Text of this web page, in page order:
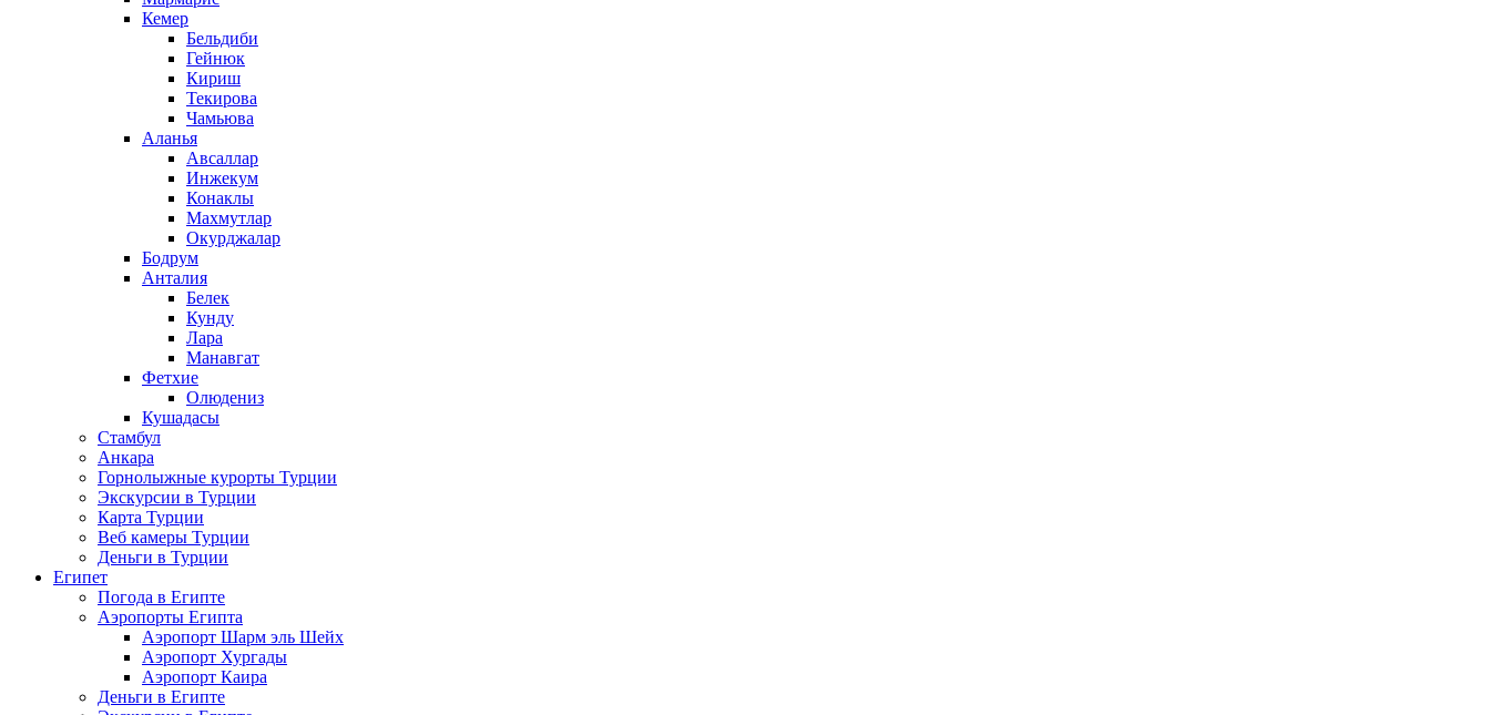
Кемер
Бельдиби
Гейнюк
Кириш
Текирова
Чамьюва
Аланья
Авсаллар
Инжекум
Конаклы
Махмутлар
Окурджалар
Бодрум
Анталия
Белек
Кунду
Лара
Манавгат
Фетхие
Олюдениз
Кушадасы
Стамбул
Анкара
Горнолыжные курорты Турции
Экскурсии в Турции
Карта Турции
Веб камеры Турции
Деньги в Турции
Египет
Погода в Египте
Аэропорты Египта
Аэропорт Шарм эль Шейх
Аэропорт Хургады
Аэропорт Каира
Деньги в Египте